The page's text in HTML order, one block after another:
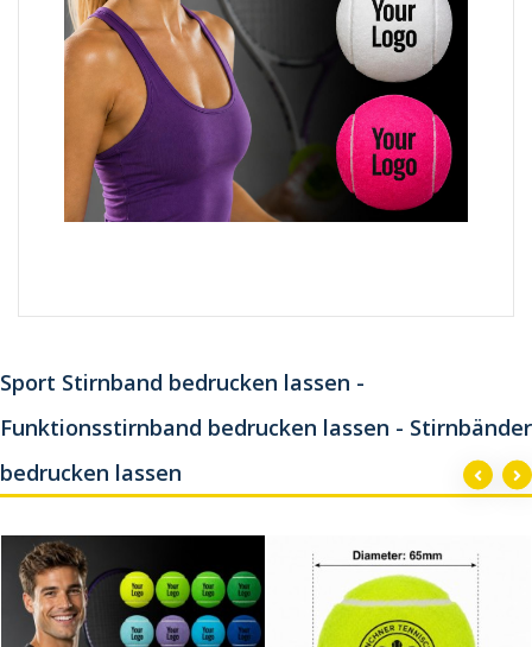
Sport Stirnband bedrucken lassen -
Funktionsstirnband bedrucken lassen - Stirnbänder
bedrucken lassen